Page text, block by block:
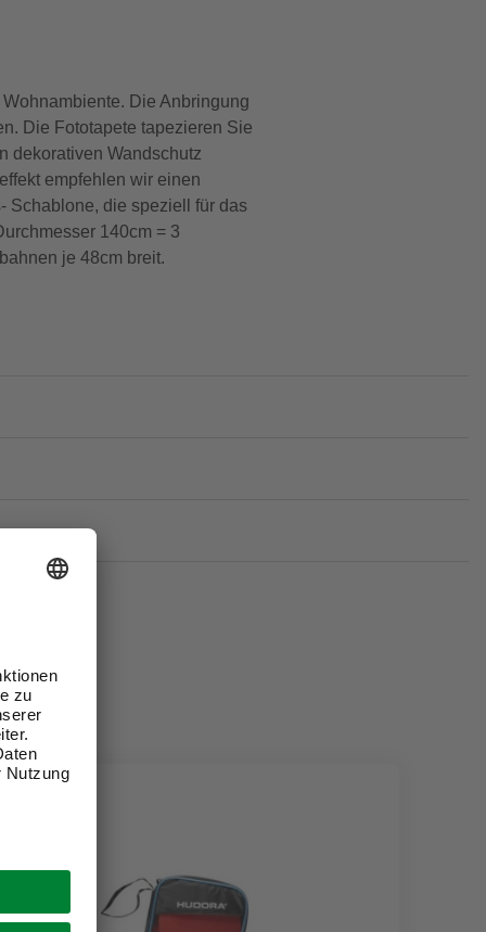
Die Anbringung
Die Fototapete tapezieren Sie
dekorativen Wandschutz
empfehlen wir einen
Schablone, die speziell für das
140cm = 3
je 48cm breit.